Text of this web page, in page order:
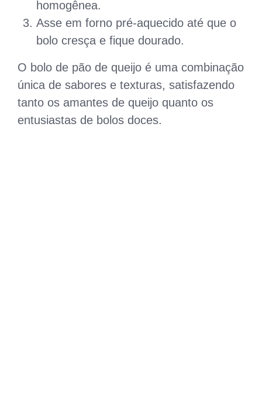
homogênea.
Asse em forno pré-aquecido até que o
bolo cresça e fique dourado.
O bolo de pão de queijo é uma combinação
única de sabores e texturas, satisfazendo
tanto os amantes de queijo quanto os
entusiastas de bolos doces.